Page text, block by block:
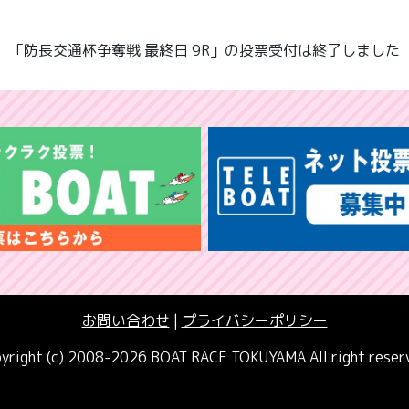
「防長交通杯争奪戦 最終日 9R」の投票受付は終了しました
お問い合わせ | プライバシーポリシー
(c) 2008-2026 BOAT RACE TOKUYAMA All right